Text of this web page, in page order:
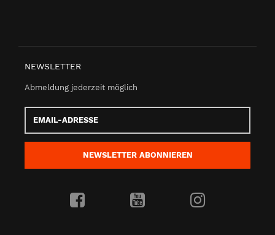
NEWSLETTER
Abmeldung jederzeit möglich
Email-
Adresse
NEWSLETTER ABONNIEREN